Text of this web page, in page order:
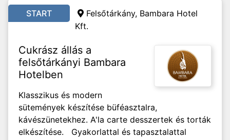
START
Felsőtárkány, Bambara Hotel
Kft.
Cukrász állás a
felsőtárkányi Bambara
Hotelben
Klasszikus és modern
sütemények készítése büféasztalra,
kávészünetekhez. A'la carte desszertek és torták
elkészítése. Gyakorlattal és tapasztalattal